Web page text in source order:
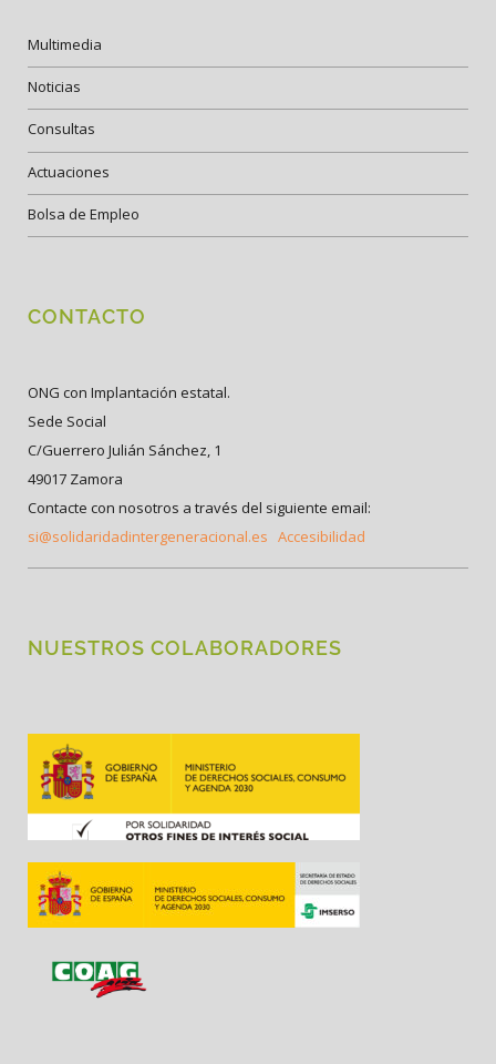
Multimedia
Noticias
Consultas
Actuaciones
Bolsa de Empleo
CONTACTO
ONG con Implantación estatal.
Sede Social
C/Guerrero Julián Sánchez, 1
49017 Zamora
Contacte con nosotros a través del siguiente email:
si@solidaridadintergeneracional.es Accesibilidad
NUESTROS COLABORADORES